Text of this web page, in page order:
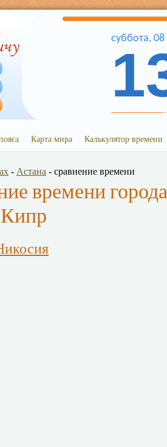
суббота, 08
Карта мира Калькулятор времени
- Астана - сравнение времени
времени